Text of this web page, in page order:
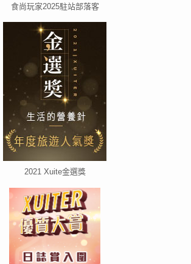
食尚玩家2025駐站部落客
2021 Xuite金選獎